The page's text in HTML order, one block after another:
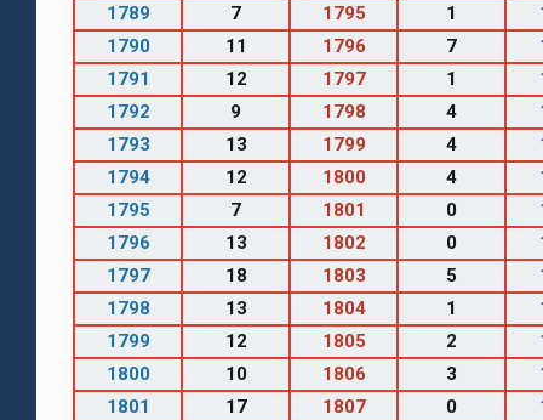
1789
7 1795 1
1790
11 1796 7
1791
12 1797 1
1792
9 1798 4
1793
13 1799 4
1794
12 1800 4
1795
7 1801 0
1796
13 1802 0
1797
18 1803 5
1798
13 1804 1
1799
12 1805 2
1800
10 1806 3
1801
17 1807 0